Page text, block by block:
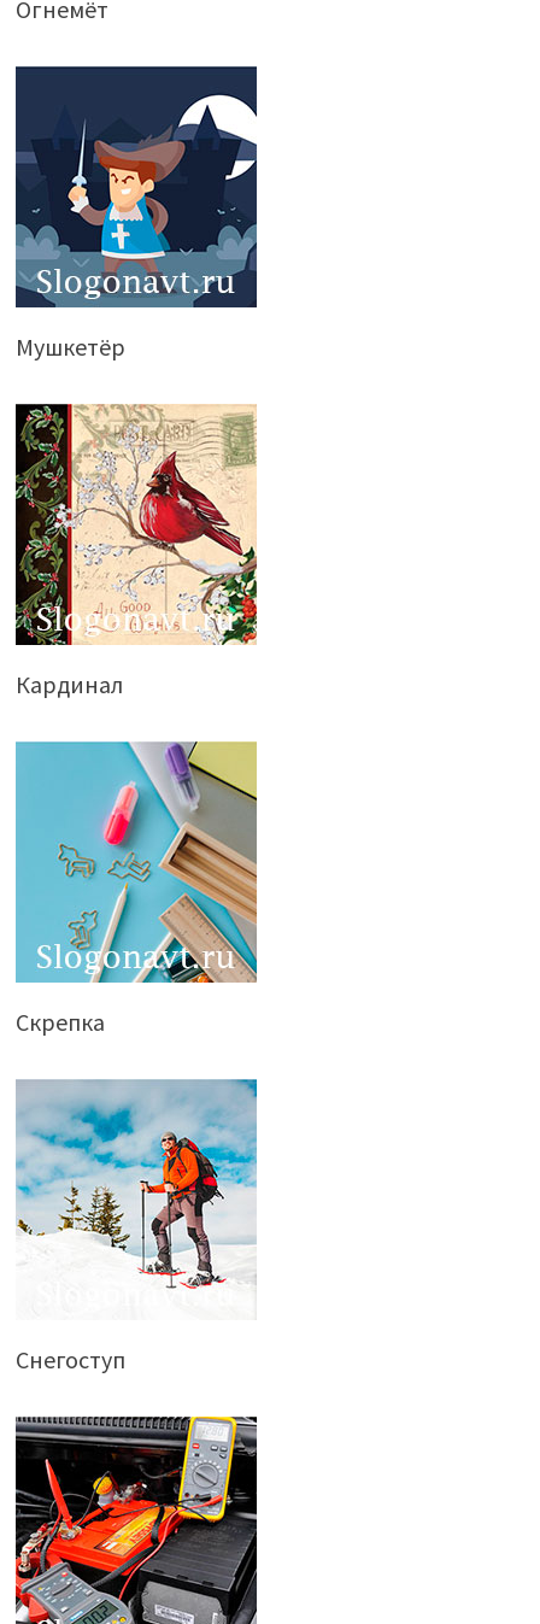
Огнемёт
Мушкетёр
Кардинал
Скрепка
Снегоступ